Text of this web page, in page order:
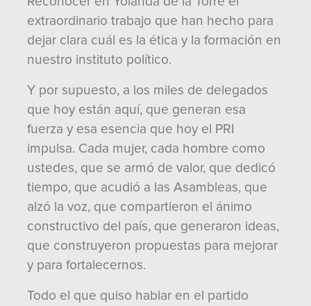
extraordinario trabajo que han hecho para
dejar clara cuál es la ética y la formación en
nuestro instituto político.
Y por supuesto, a los miles de delegados
que hoy están aquí, que generan esa
fuerza y esa esencia que hoy el PRI
impulsa. Cada mujer, cada hombre como
ustedes, que se armó de valor, que dedicó
tiempo, que acudió a las Asambleas, que
alzó la voz, que compartieron el ánimo
constructivo del país, que generaron ideas,
que construyeron propuestas para mejorar
y para fortalecernos.
Todo el que quiso hablar en el partido